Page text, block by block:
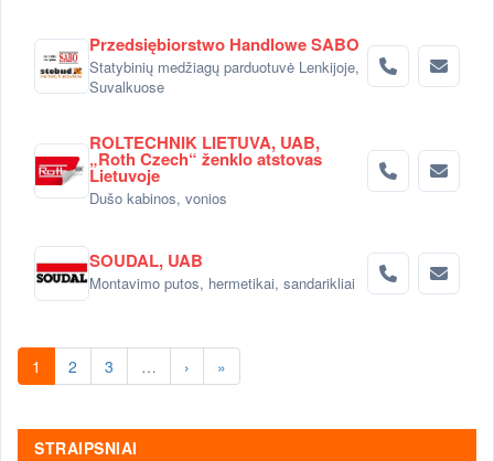
Przedsiębiorstwo Handlowe SABO
Statybinių medžiagų parduotuvė Lenkijoje,
Suvalkuose
ROLTECHNIK LIETUVA, UAB,
„Roth Czech“ ženklo atstovas
Lietuvoje
Dušo kabinos, vonios
SOUDAL, UAB
Montavimo putos, hermetikai, sandarikliai
1 2 3 … › »
STRAIPSNIAI